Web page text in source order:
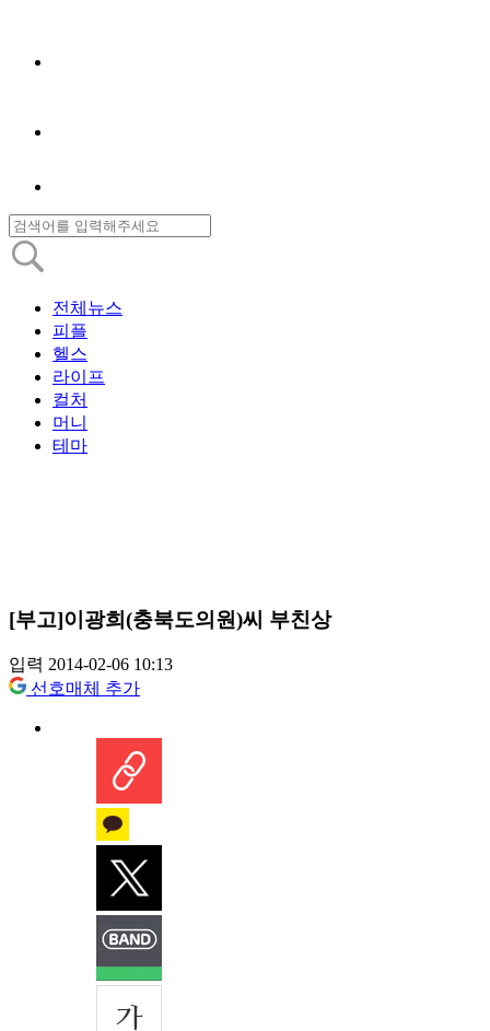
전체뉴스
피플
헬스
라이프
컬처
머니
테마
[부고]이광희(충북도의원)씨 부친상
입력 2014-02-06 10:13
선호매체 추가